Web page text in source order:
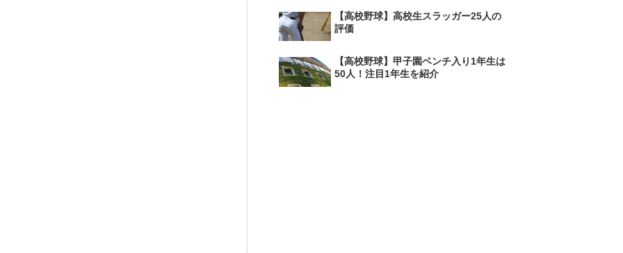
【高校野球】高校生スラッガー25人の
評価
【高校野球】甲子園ベンチ入り1年生は
50人！注目1年生を紹介